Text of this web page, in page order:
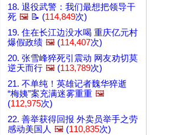
18. 退役武警：我们最想把领导干
死 🖼️ 📝 (114,849次)
19. 住在长江边没水喝 重庆亿元村
爆假政绩 🖼️ (114,407次)
20. 张雪峰猝死引震动 网友劝切莫
逆天而行 🖼️ (113,789次)
21. 不单纯！英雄记者魏华猝逝
“梅姨”案充满迷雾重重 🖼️
(112,975次)
22. 善举获得回报 外卖员举手之劳
感动美国人 🖼️ (110,835次)